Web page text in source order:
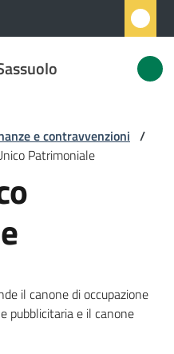
e contravvenzioni /
Patrimoniale
il canone di occupazione
pubblicitaria e il canone